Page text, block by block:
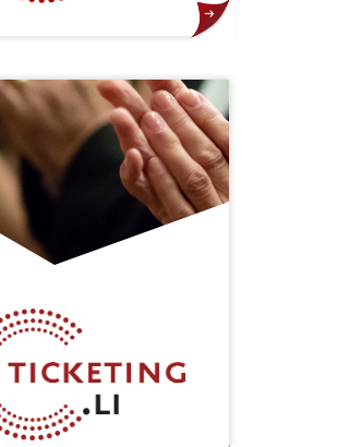
und
Plattform
mit Livestreaming-
einer Video-on-
Mediathek sowie weiteren
Features auf.
Portals ist es, u. a. das
Kulturangebot –
Musik – über die
hinweg verfügbar zu